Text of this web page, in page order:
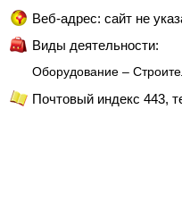
Веб-адрес: сайт не
Виды деятельности:
Оборудование –
Почтовый индекс 443,